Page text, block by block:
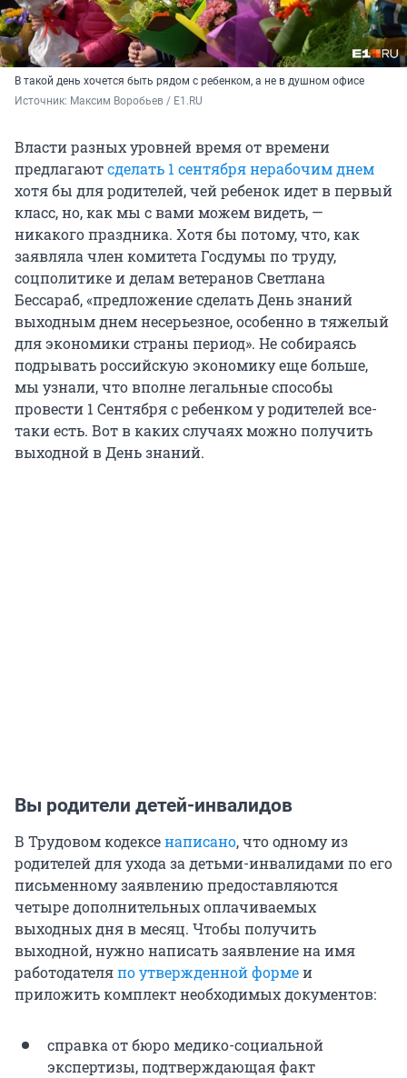
В такой день хочется быть рядом с ребенком, а не в душном офисе
Источник: Максим Воробьев / E1.RU
Власти разных уровней время от времени
предлагаютсделать 1 сентября нерабочим днем
хотя бы для родителей, чей ребенок идет в первый
класс, но, как мы с вами можем видеть, —
никакого праздника. Хотя бы потому, что, как
заявляла член комитета Госдумы по труду,
соцполитике и делам ветеранов Светлана
Бессараб, «предложение сделать День знаний
выходным днем несерьезное, особенно в тяжелый
для экономики страны период». Не собираясь
подрывать российскую экономику еще больше,
мы узнали, что вполне легальные способы
провести 1 Сентября с ребенком у родителей все-
таки есть. Вот в каких случаях можно получить
выходной в День знаний.
Вы родители детей-инвалидов
В Трудовом кодексенаписано, что одному из
родителей для ухода за детьми-инвалидами по его
письменному заявлению предоставляются
четыре дополнительных оплачиваемых
выходных дня в месяц. Чтобы получить
выходной, нужно написать заявление на имя
работодателяпо утвержденной формеи
приложить комплект необходимых документов:
справка от бюро медико-социальной
экспертизы, подтверждающая факт